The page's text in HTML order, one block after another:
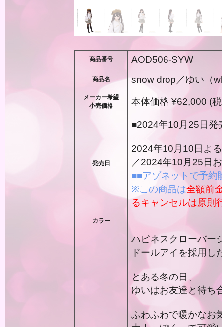
商品番号 AOD506-SYW
商品名 snow drop／ゆい（
メーカー希望
小売価格
本体価格 ¥62,000 (
発売日
■2024年10月25日発
2024年10月10日よ
／2024年10月25日
■■アゾネットで予約
※この商品は全額前
るキャンセルは原則
カラー
ハピネスクローバー
ドールアイを採用し
とある冬の日、
ゆいはお友達と待ち
ふわふわで暖かなお